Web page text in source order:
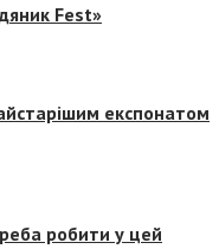
Fest»
експонатом
робити у цей